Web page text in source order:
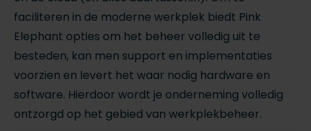
faciliteren in de moderne werkplek biedt Pink
Elephant opties om het beheer volledig uit te
besteden, kan men support en implementaties
voorzien en levert het waar nodig hardware en
software. Hierdoor wordt je onderneming volledig
ontzorgd op het gebied van werkplekbeheer.